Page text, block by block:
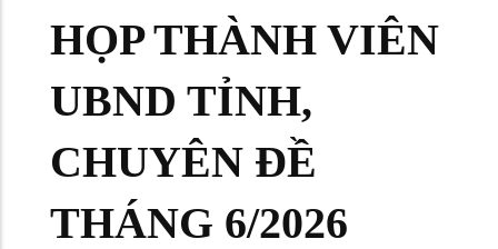
HỌP THÀNH VIÊN
UBND TỈNH,
CHUYÊN ĐỀ
THÁNG 6/2026